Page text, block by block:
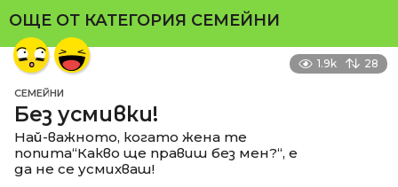
ОЩЕ ОТ КАТЕГОРИЯ СЕМЕЙНИ
1.9k 28
СЕМЕЙНИ
Без усмивки!
Най-важното, когато жена те
попита“Какво ще правиш без мен?“, е
да не се усмихваш!